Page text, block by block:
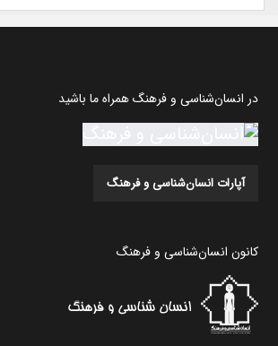
در انسان‌شناسی و فرهنگ همراه ما باشید
آپارات انسان‌شناسی و فرهنگ
کانون انسان‌شناسی و فرهنگ